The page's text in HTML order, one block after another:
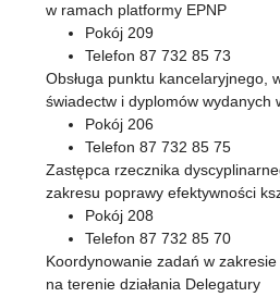
w ramach platformy EPNP
Pokój 209
Telefon 87 732 85 73
Obsługa punktu kancelaryjnego,
świadectw i dyplomów wydanych
Pokój 206
Telefon 87 732 85 75
Zastępca rzecznika
zakresu poprawy efektywności
Pokój 208
Telefon 87 732 85 70
Koordynowanie zadań w
na terenie działania Delegatury